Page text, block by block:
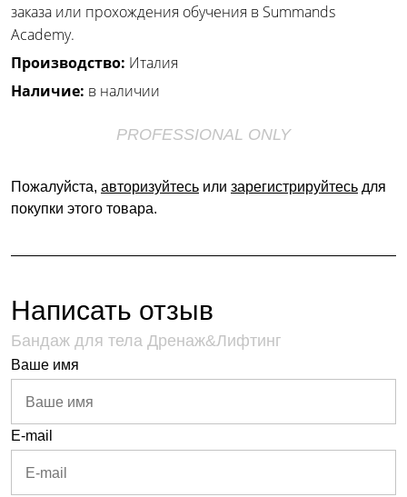
заказа или прохождения обучения в Summands
Academy.
Производство: Италия
Наличие: в наличии
PROFESSIONAL ONLY
Пожалуйста, авторизуйтесь или зарегистрируйтесь для
покупки этого товара.
Написать отзыв
Бандаж для тела Дренаж&Лифтинг
Ваше имя
E-mail